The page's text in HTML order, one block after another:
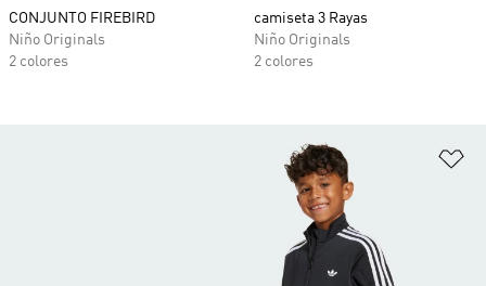
CONJUNTO FIREBIRD
Niño Originals
2 colores
camiseta 3 Rayas
Niño Originals
2 colores